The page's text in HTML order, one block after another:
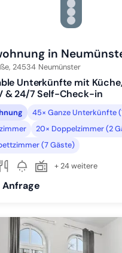
Zu Slide 3
Zu Slide 4
Zu Slide 5
Zu Slide 6
in
24534 Neumünster
Unterkünfte mit
& 24/7 Self-Check-in
45× Ganze Unterkünfte
20× Doppelzimmer (2
(7 Gäste)
+ 24 weitere
Anfrage